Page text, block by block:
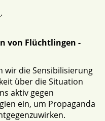
.
von Flüchtlingen -
wir die Sensibilisierung
über die Situation
aktiv gegen
ein, um Propaganda